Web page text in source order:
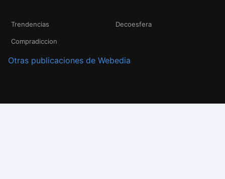
Trendencias Decoesfera
Compradiccion
Otras publicaciones de Webedia